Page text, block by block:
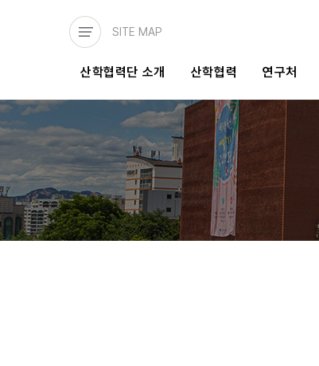
SITE MAP
네비게이션
산학협력단 소개 산학협력 연구처